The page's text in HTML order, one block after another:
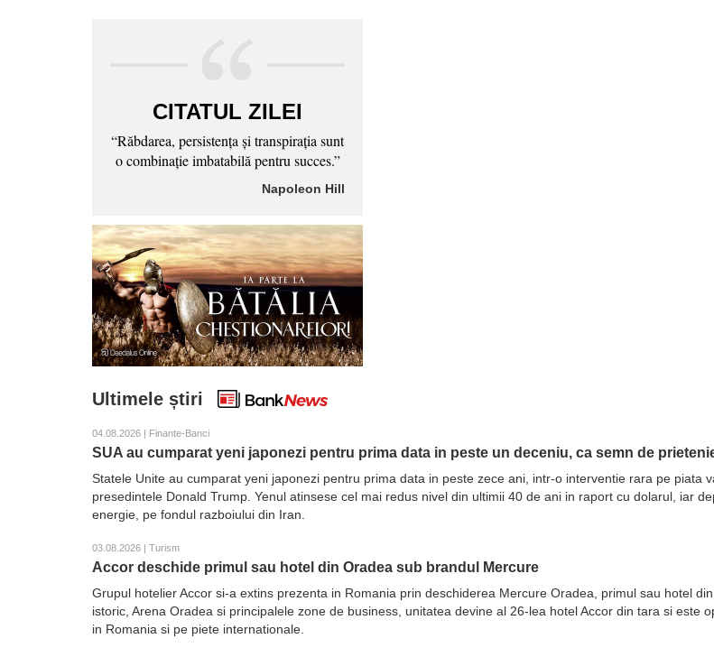
CITATUL ZILEI
“Răbdarea, persistenţa şi transpiraţia sunt
o combinaţie imbatabilă pentru succes.”
Napoleon Hill
Ultimele știri
04.08.2026 | Finante-Banci
SUA au cumparat yeni japonezi pentru prima data in peste un deceniu, ca semn de
Statele Unite au cumparat yeni japonezi pentru prima data in peste zece ani, intr-o interventie rara pe piata
presedintele Donald Trump. Yenul atinsese cel mai redus nivel din ultimii 40 de ani in raport cu dolarul, iar
energie, pe fondul razboiului din Iran.
03.08.2026 | Turism
Accor deschide primul sau hotel din Oradea sub brandul Mercure
Grupul hotelier Accor si-a extins prezenta in Romania prin deschiderea Mercure Oradea, primul sau hotel
istoric, Arena Oradea si principalele zone de business, unitatea devine al 26-lea hotel Accor din tara si este
in Romania si pe piete internationale.